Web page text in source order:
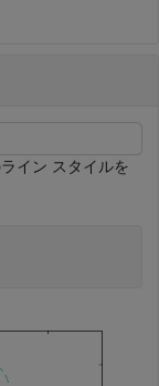
イン スタイルを